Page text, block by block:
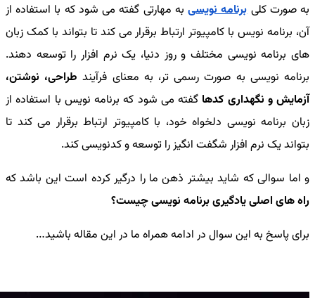
به صورت کلیبرنامه نویسیبه مهارتی گفته می شود که با استفاده از
آن، برنامه نویس با کامپیوتر ارتباط برقرار می کند تا بتواند با کمک زبان
های برنامه نویسی مختلف و روز دنیا، یک نرم افزار را توسعه دهند.
برنامه نویسی به صورت رسمی تر، به معنای فرآیند طراحی، نوشتن،
آزمایش و نگهداری کدها گفته می شود که برنامه نویس با استفاده از
زبان برنامه نویسی دلخواه خود، با کامپیوتر ارتباط برقرار می کند تا
بتواند یک نرم افزار شگفت انگیز را توسعه و کدنویسی کند.
و اما سوالی که شاید بیشتر ذهن ما را درگیر کرده است این باشد که
راه های اصلی یادگیری برنامه نویسی چیست؟
برای پاسخ به این سوال در ادامه همراه ما در این مقاله باشید…